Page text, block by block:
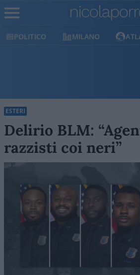
MILANO ATLANTICO
ESTERI
Delirio BLM:
razzisti coi neri”